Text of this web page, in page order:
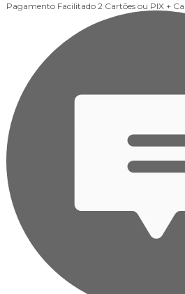
Pagamento Facilitado 2 Cartões ou PIX +